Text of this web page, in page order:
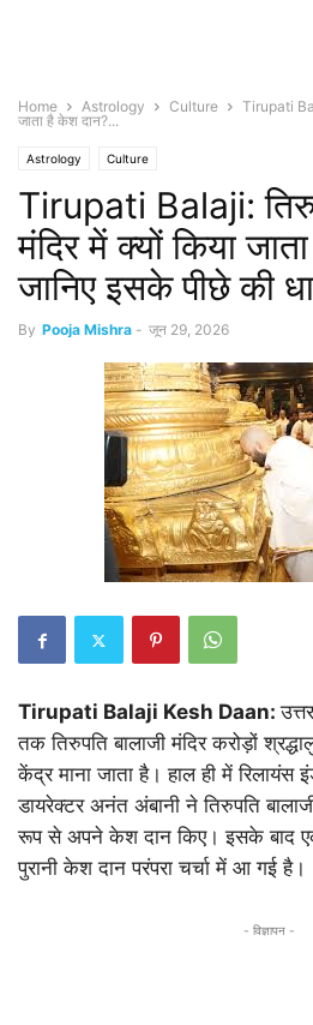
Home Astrology Culture
Tirupati
जाता है केश दान?...
Astrology Culture
Tirupati Balaji:
मंदिर में क्यों किया
जानिए इसके पीछे की
By Pooja Mishra - जून 29, 2026
Tirupati Balaji Kesh Daan:
तक तिरुपति बालाजी मंदिर करोड़ों
केंद्र माना जाता है। हाल ही में रिलायंस
डायरेक्टर अनंत अंबानी ने तिरुपति
रूप से अपने केश दान किए। इसके बाद एक
पुरानी केश दान परंपरा चर्चा में आ गई है।
- विज्ञापन -